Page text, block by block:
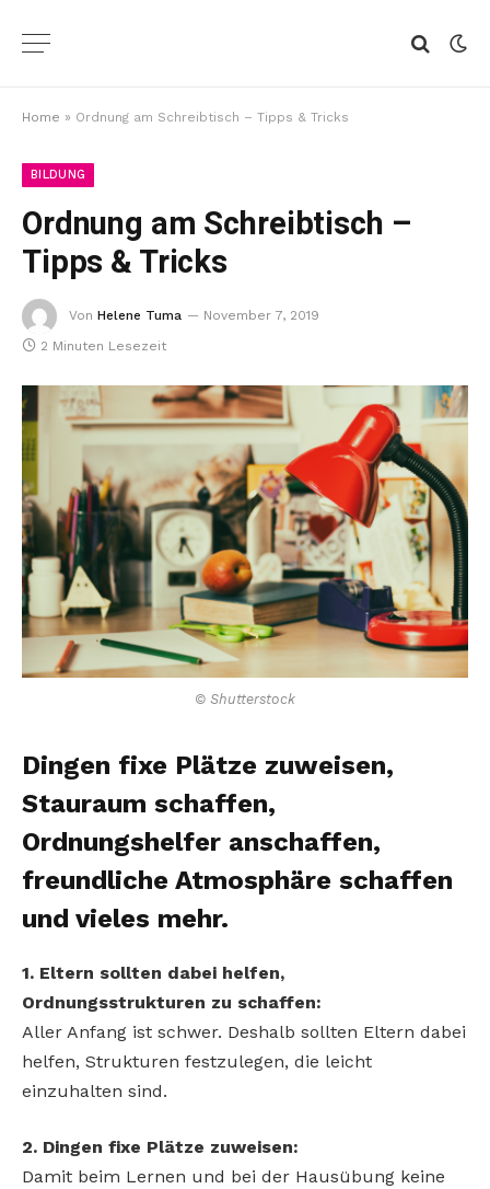
Home » Ordnung am Schreibtisch – Tipps & Tricks
BILDUNG
Ordnung am Schreibtisch –
Tipps & Tricks
Von Helene Tuma
November 7, 2019
2 Minuten Lesezeit
© Shutterstock
Dingen fixe Plätze zuweisen,
Stauraum schaffen,
Ordnungshelfer anschaffen,
freundliche Atmosphäre schaffen
und vieles mehr.
1. Eltern sollten dabei helfen,
Ordnungsstrukturen zu schaffen:
Aller Anfang ist schwer. Deshalb sollten Eltern dabei
helfen, Strukturen festzulegen, die leicht
einzuhalten sind.
2. Dingen fixe Plätze zuweisen:
Damit beim Lernen und bei der Hausübung keine